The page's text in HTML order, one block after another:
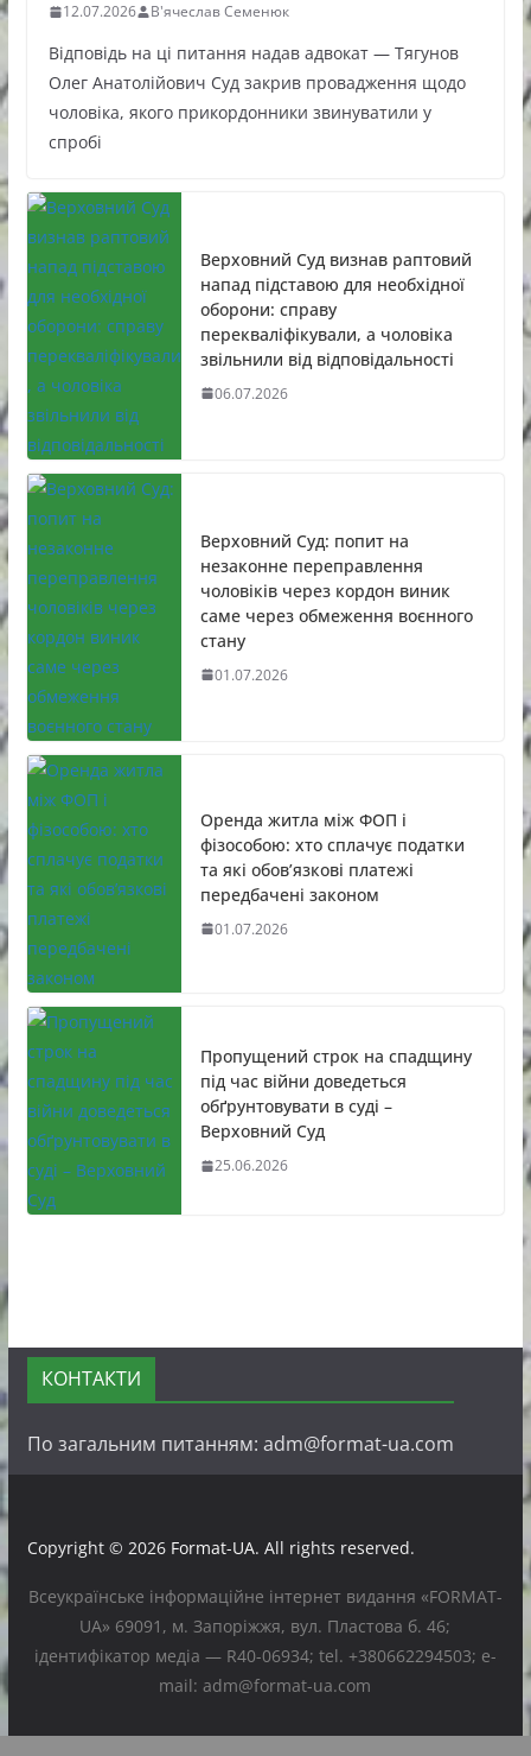
12.07.2026 В'ячеслав Семенюк
Відповідь на ці питання надав адвокат — Тягунов
Олег Анатолійович Суд закрив провадження щодо
чоловіка, якого прикордонники звинуватили у
спробі
Верховний Суд визнав раптовий
напад підставою для необхідної
оборони: справу
перекваліфікували, а чоловіка
звільнили від відповідальності
06.07.2026
Верховний Суд: попит на
незаконне переправлення
чоловіків через кордон виник
саме через обмеження воєнного
стану
01.07.2026
Оренда житла між ФОП і
фізособою: хто сплачує податки
та які обов’язкові платежі
передбачені законом
01.07.2026
Пропущений строк на спадщину
під час війни доведеться
обґрунтовувати в суді –
Верховний Суд
25.06.2026
КОНТАКТИ
По загальним питанням: adm@format-ua.com
Copyright © 2026 Format-UA. All rights reserved.
Всеукраїнське інформаційне інтернет видання «FORMAT-
UA» 69091, м. Запоріжжя, вул. Пластова б. 46;
ідентифікатор медіа — R40-06934; tel. +380662294503; e-
mail: adm@format-ua.com